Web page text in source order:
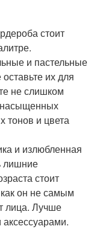
стоит
и пастельные
их для
не слишком
насыщенных
тонов и цвета
и излюбленная
лишние
стоит
как он не самым
лица. Лучше
аксессуарами.